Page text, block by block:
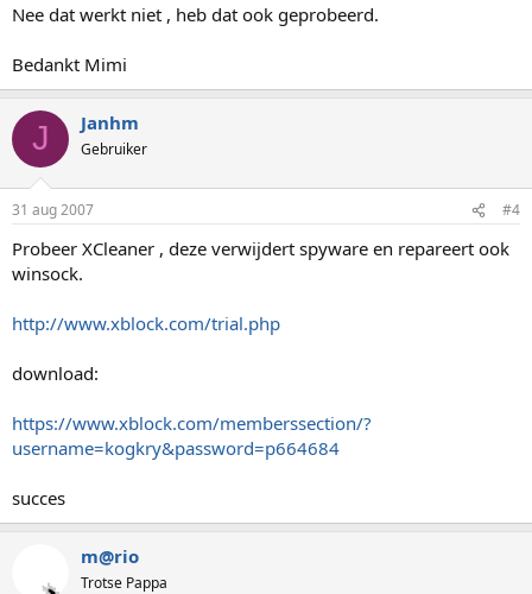
Nee dat werkt niet , heb dat ook geprobeerd.
Bedankt Mimi
J Janhm
Gebruiker
31 aug 2007 #4
Probeer XCleaner , deze verwijdert spyware en repareert ook
winsock.
http://www.xblock.com/trial.php
download:
https://www.xblock.com/memberssection/?
username=kogkry&password=p664684
succes
m@rio
Trotse Pappa